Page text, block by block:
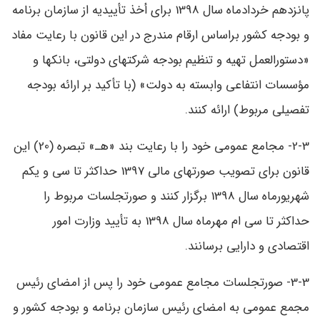
پانزدهم خردادماه سال 1398 برای أخذ تأییدیه از سازمان برنامه
و بودجه کشور براساس ارقام مندرج در این قانون با رعایت مفاد
«دستورالعمل تهیه و تنظیم بودجه شرکتهای دولتی، بانکها و
مؤسسات انتفاعی وابسته به دولت» (با تأکید بر ارائه بودجه
تفصیلی مربوط) ارائه کنند.
2-3- مجامع عمومی خود را با رعایت بند «ه‍ـ» تبصره (20) این
قانون برای تصویب صورتهای مالی 1397 حداکثر تا سی و یکم
شهریورماه سال 1398 برگزار کنند و صورتجلسات مربوط را
حداکثر تا سی‌ ام مهرماه سال 1398 به تأیید وزارت امور
اقتصادی و دارایی برسانند.
3-3- صورتجلسات مجامع عمومی خود را پس از امضای رئیس
مجمع عمومی به امضای رئیس سازمان برنامه و بودجه کشور و